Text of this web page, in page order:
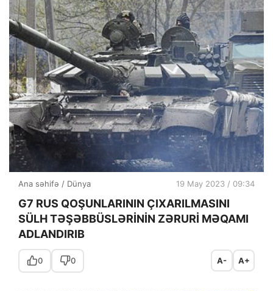
Ana səhifə / Dünya 19 May 2023 / 09:34
G7 RUS QOŞUNLARININ ÇIXARILMASINI
SÜLH TƏŞƏBBÜSLƏRİNİN ZƏRURİ MƏQAMI
ADLANDIRIB
0 0 A- A+